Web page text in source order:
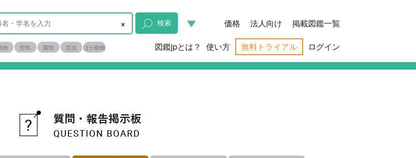
× 検索
物 野鳥 菌類 昆虫 ほか動物
価格 法人向け 掲載図鑑一覧
図鑑jpとは？ 使い方 無料トライアル ログイン